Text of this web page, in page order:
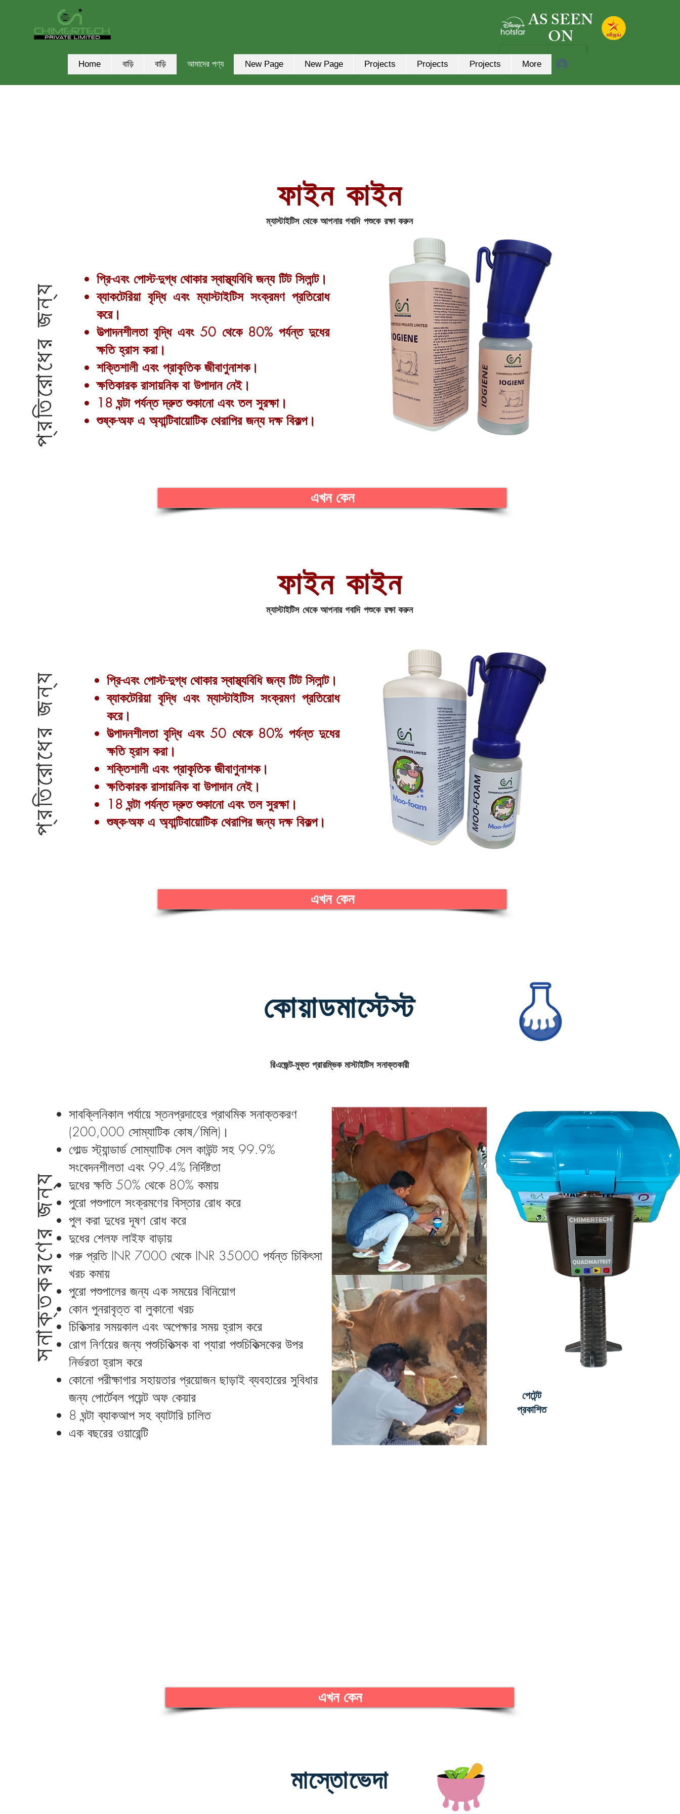
AS SEEN
ON
Home বাড়ি বাড়ি আমাদের পণ্য New Page New Page Projects Projects Projects More
ফাইন কাইন
ম্যাস্টাইটিস থেকে আপনার গবাদি পশুকে রক্ষা করুন
প্রি-এবং পোস্ট-দুগ্ধ থোকার স্বাস্থ্যবিধি জন্য টিট সিলান্ট।
ব্যাকটেরিয়া বৃদ্ধি এবং ম্যাস্টাইটিস সংক্রমণ প্রতিরোধ
করে।
উত্পাদনশীলতা বৃদ্ধি এবং 50 থেকে 80% পর্যন্ত দুধের
ক্ষতি হ্রাস করা।
শক্তিশালী এবং প্রাকৃতিক জীবাণুনাশক।
ক্ষতিকারক রাসায়নিক বা উপাদান নেই।
18 ঘন্টা পর্যন্ত দ্রুত শুকানো এবং তল সুরক্ষা।
শুষ্ক-অফ এ অ্যান্টিবায়োটিক থেরাপির জন্য দক্ষ বিকল্প।
প্রতিরোধের জন্য
এখন কেন
ফাইন কাইন
ম্যাস্টাইটিস থেকে আপনার গবাদি পশুকে রক্ষা করুন
প্রি-এবং পোস্ট-দুগ্ধ থোকার স্বাস্থ্যবিধি জন্য টিট সিলান্ট।
ব্যাকটেরিয়া বৃদ্ধি এবং ম্যাস্টাইটিস সংক্রমণ প্রতিরোধ
করে।
উত্পাদনশীলতা বৃদ্ধি এবং 50 থেকে 80% পর্যন্ত দুধের
ক্ষতি হ্রাস করা।
শক্তিশালী এবং প্রাকৃতিক জীবাণুনাশক।
ক্ষতিকারক রাসায়নিক বা উপাদান নেই।
18 ঘন্টা পর্যন্ত দ্রুত শুকানো এবং তল সুরক্ষা।
শুষ্ক-অফ এ অ্যান্টিবায়োটিক থেরাপির জন্য দক্ষ বিকল্প।
প্রতিরোধের জন্য
এখন কেন
কোয়াডমাস্টেস্ট
রিএজেন্ট-মুক্ত প্রারম্ভিক মাস্টাইটিস সনাক্তকারী
সাবক্লিনিকাল পর্যায়ে স্তনপ্রদাহের প্রাথমিক সনাক্তকরণ
(200,000 সোম্যাটিক কোষ/মিলি)।
গোল্ড স্ট্যান্ডার্ড সোম্যাটিক সেল কাউন্ট সহ 99.9%
সংবেদনশীলতা এবং 99.4% নির্দিষ্টতা
দুধের ক্ষতি 50% থেকে 80% কমায়
পুরো পশুপালে সংক্রমণের বিস্তার রোধ করে
পুল করা দুধের দূষণ রোধ করে
দুধের শেলফ লাইফ বাড়ায়
গরু প্রতি INR 7000 থেকে INR 35000 পর্যন্ত চিকিৎসা
খরচ কমায়
পুরো পশুপালের জন্য এক সময়ের বিনিয়োগ
কোন পুনরাবৃত্ত বা লুকানো খরচ
চিকিত্সার সময়কাল এবং অপেক্ষার সময় হ্রাস করে
রোগ নির্ণয়ের জন্য পশুচিকিত্সক বা প্যারা পশুচিকিত্সকের উপর
নির্ভরতা হ্রাস করে
কোনো পরীক্ষাগার সহায়তার প্রয়োজন ছাড়াই ব্যবহারের সুবিধার
জন্য পোর্টেবল পয়েন্ট অফ কেয়ার
8 ঘন্টা ব্যাকআপ সহ ব্যাটারি চালিত
এক বছরের ওয়ারেন্টি
সনাক্তকরণের জন্য
পেটেন্ট
প্রকাশিত
এখন কেন
মাস্তোভেদা